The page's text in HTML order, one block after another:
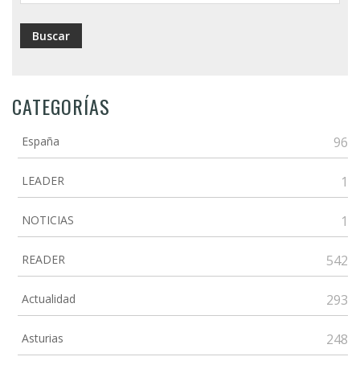
CATEGORÍAS
España 96
LEADER 1
NOTICIAS 1
READER 542
Actualidad 293
Asturias 248